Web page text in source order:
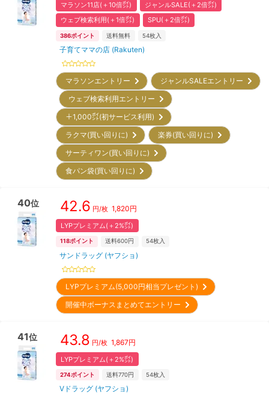
マラソン11店(＋10倍㌽)
ジャンルSALE(＋2倍㌽)
ウェブ検索利用(＋1倍㌽)
SPU(＋2倍㌽)
386ポイント 送料無料 54枚入
子育てママの店 (Rakuten)
マラソンエントリー
ジャンルSALEエントリー
ウェブ検索利用エントリー
＋1,000㌽(初サービス利用)
ラクマ(買い回りに)
楽券(買い回りに)
サーティワン(買い回りに)
食パン袋(買い回りに)
40位 42.6 円/枚 1,820円
LYPプレミアム(＋2%㌽)
118ポイント 送料600円 54枚入
サンドラッグ (ヤフショ)
LYPプレミアム(5,000円相当プレゼント)
開催中ボーナスまとめてエントリー
41位 43.8 円/枚 1,867円
LYPプレミアム(＋2%㌽)
274ポイント 送料770円 54枚入
Vドラッグ (ヤフショ)